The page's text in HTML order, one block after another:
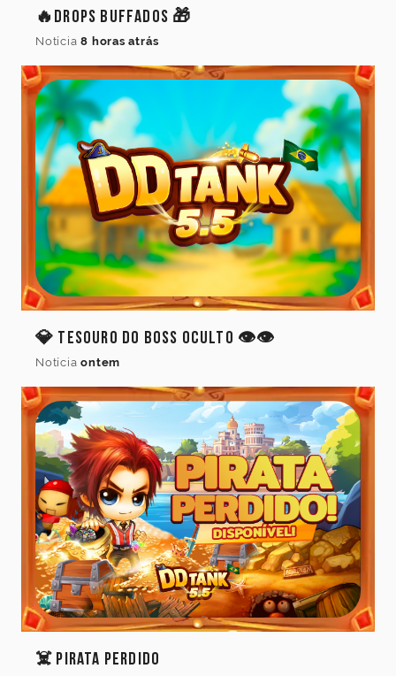
Idioma
do jogo
Idioma
Cancelar Atualizar
🔥Drops Buffados 🎁
Notícia 8 horas atrás
💎 Tesouro do Boss Oculto 👁️👁️
Notícia ontem
☠️ Pirata Perdido